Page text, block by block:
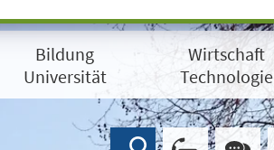
Bildung
Universität
Wirtschaft
Technologie